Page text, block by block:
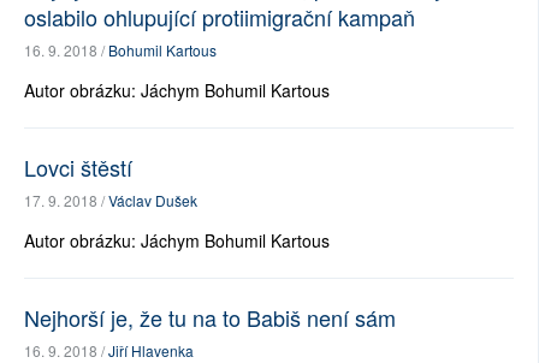
oslabilo ohlupující protiimigrační kampaň
16. 9. 2018 /Bohumil Kartous
Autor obrázku: Jáchym Bohumil Kartous
Lovci štěstí
17. 9. 2018 /Václav Dušek
Autor obrázku: Jáchym Bohumil Kartous
Nejhorší je, že tu na to Babiš není sám
16. 9. 2018 /Jiří Hlavenka